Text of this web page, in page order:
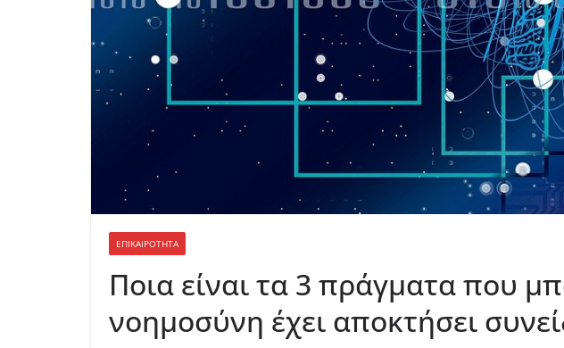
ΕΠΙΚΑΙΡΟΤΗΤΑ
Ποια είναι τα 3 πράγματα που
νοημοσύνη έχει αποκτήσει